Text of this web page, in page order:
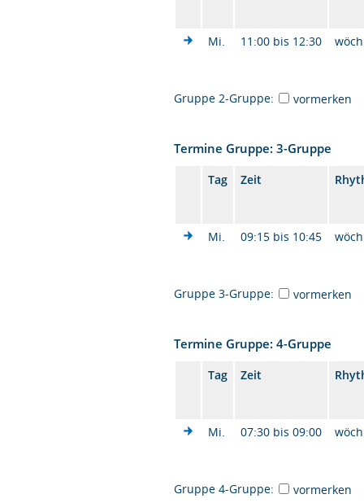
Mi. 11:00 bis 12:30
Gruppe 2-Gruppe: vormerken
Termine Gruppe: 3-Gruppe
Tag Zeit
Mi. 09:15 bis 10:45
Gruppe 3-Gruppe: vormerken
Termine Gruppe: 4-Gruppe
Tag Zeit
Mi. 07:30 bis 09:00
Gruppe 4-Gruppe: vormerken